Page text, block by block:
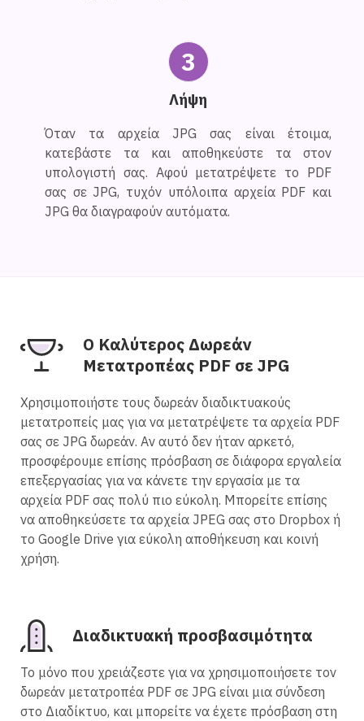
3
Λήψη
Όταν τα αρχεία JPG σας είναι έτοιμα,
κατεβάστε τα και αποθηκεύστε τα στον
υπολογιστή σας. Αφού μετατρέψετε το PDF
σας σε JPG, τυχόν υπόλοιπα αρχεία PDF και
JPG θα διαγραφούν αυτόματα.
Ο Καλύτερος Δωρεάν
Μετατροπέας PDF σε JPG
Χρησιμοποιήστε τους δωρεάν διαδικτυακούς
μετατροπείς μας για να μετατρέψετε τα αρχεία PDF
σας σε JPG δωρεάν. Αν αυτό δεν ήταν αρκετό,
προσφέρουμε επίσης πρόσβαση σε διάφορα εργαλεία
επεξεργασίας για να κάνετε την εργασία με τα
αρχεία PDF σας πολύ πιο εύκολη. Μπορείτε επίσης
να αποθηκεύσετε τα αρχεία JPEG σας στο Dropbox ή
το Google Drive για εύκολη αποθήκευση και κοινή
χρήση.
Διαδικτυακή προσβασιμότητα
Το μόνο που χρειάζεστε για να χρησιμοποιήσετε τον
δωρεάν μετατροπέα PDF σε JPG είναι μια σύνδεση
στο Διαδίκτυο, και μπορείτε να έχετε πρόσβαση στη